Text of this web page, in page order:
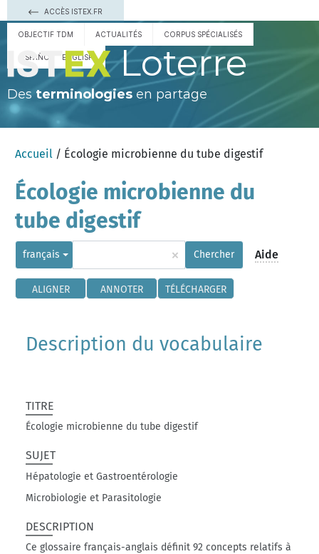
ACCÈS ISTEX.FR
OBJECTIF TDM ACTUALITÉS CORPUS SPÉCIALISÉS
ESPAÑOL ENGLISH Loterre
Des terminologies en partage
Accueil / Écologie microbienne du tube digestif
Écologie microbienne du
tube digestif
français × Chercher Aide
ALIGNER ANNOTER TÉLÉCHARGER
Description du vocabulaire
TITRE
Écologie microbienne du tube digestif
SUJET
Hépatologie et Gastroentérologie
Microbiologie et Parasitologie
DESCRIPTION
Ce glossaire français-anglais définit 92 concepts relatifs à